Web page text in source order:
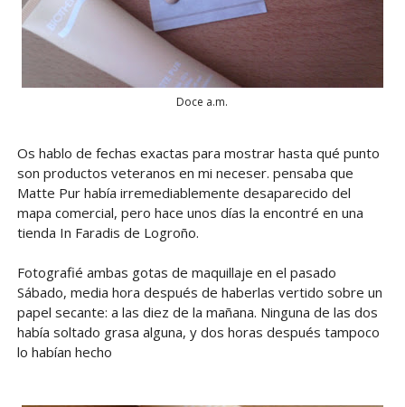
Doce a.m.
Os hablo de fechas exactas para mostrar hasta qué punto
son productos veteranos en mi neceser. pensaba que
Matte Pur había irremediablemente desaparecido del
mapa comercial, pero hace unos días la encontré en una
tienda In Faradis de Logroño.
Fotografié ambas gotas de maquillaje en el pasado
Sábado, media hora después de haberlas vertido sobre un
papel secante: a las diez de la mañana. Ninguna de las dos
había soltado grasa alguna, y dos horas después tampoco
lo habían hecho